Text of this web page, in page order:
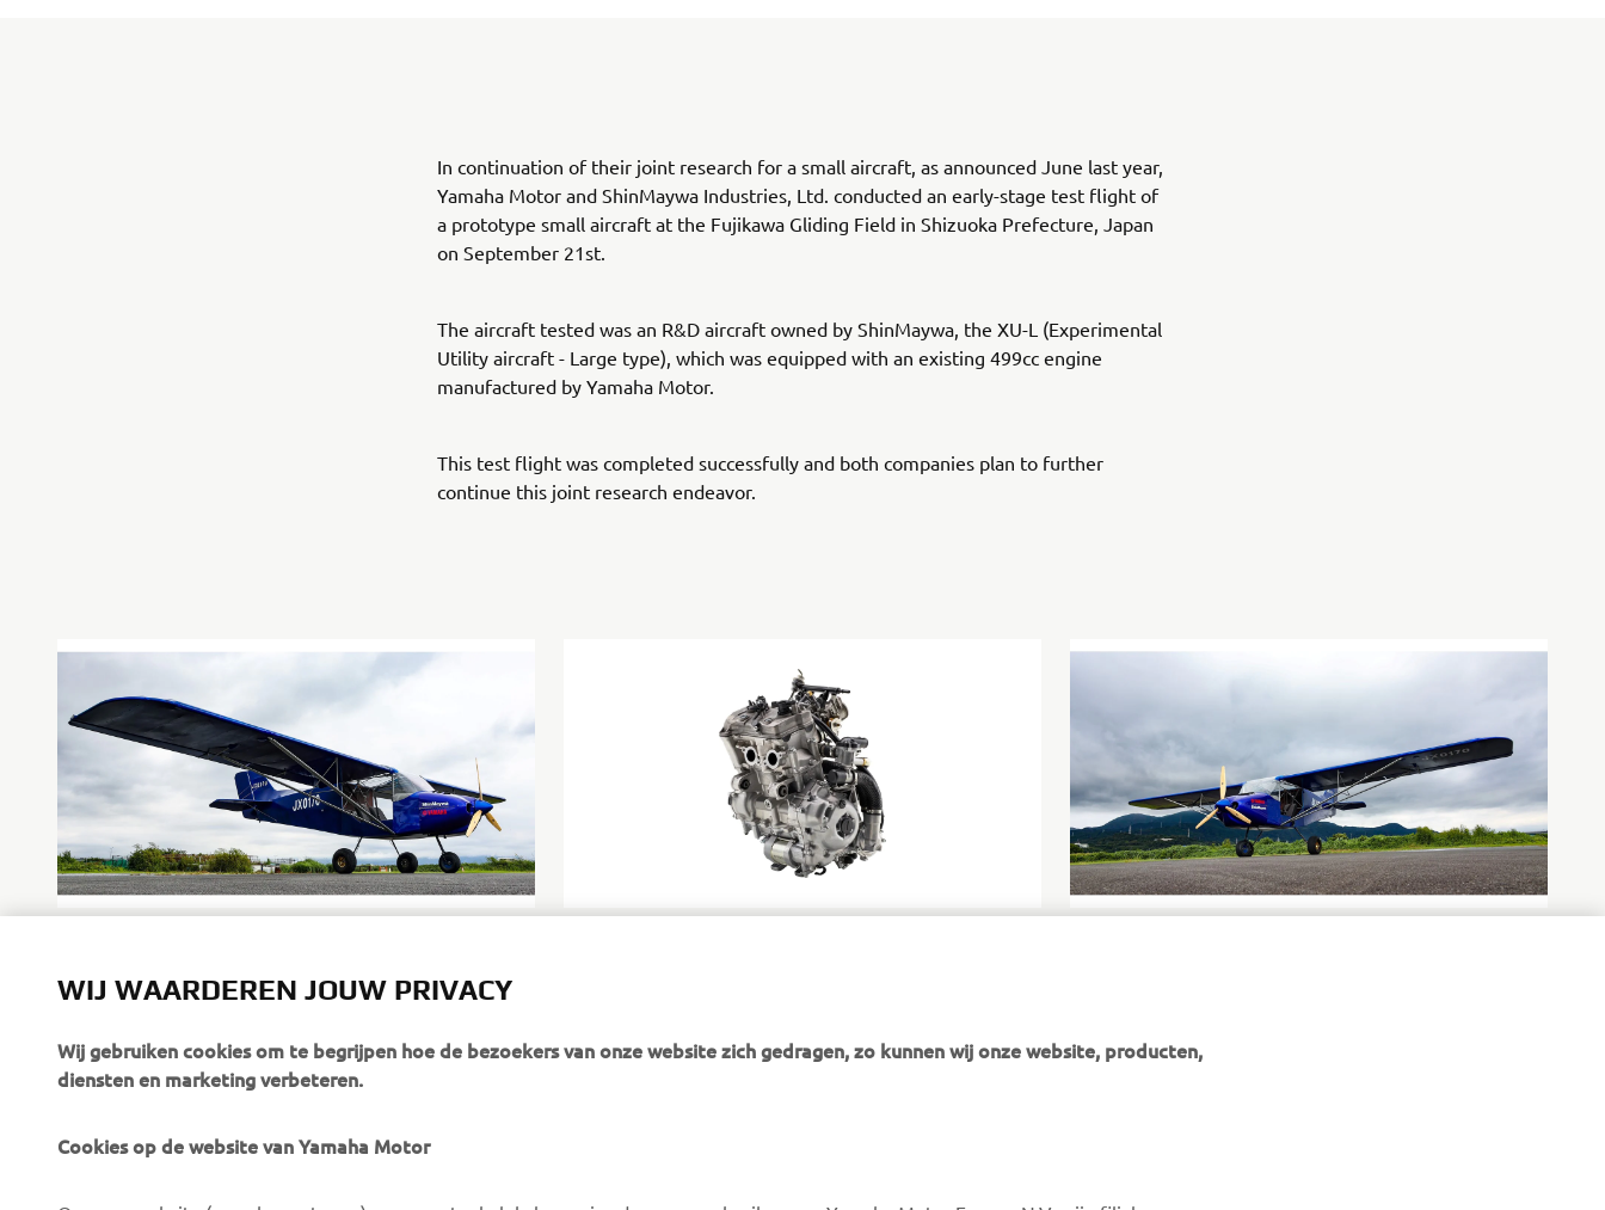
In continuation of their joint research for a small aircraft, as announced June last year,
Yamaha Motor and ShinMaywa Industries, Ltd. conducted an early-stage test flight of
a prototype small aircraft at the Fujikawa Gliding Field in Shizuoka Prefecture, Japan
on September 21st.
The aircraft tested was an R&D aircraft owned by ShinMaywa, the XU-L (Experimental
Utility aircraft - Large type), which was equipped with an existing 499cc engine
manufactured by Yamaha Motor.
This test flight was completed successfully and both companies plan to further
continue this joint research endeavor.
WIJ WAARDEREN JOUW PRIVACY
Wij gebruiken cookies om te begrijpen hoe de bezoekers van onze website zich gedragen, zo kunnen wij onze website, producten,
diensten en marketing verbeteren.
Cookies op de website van Yamaha Motor